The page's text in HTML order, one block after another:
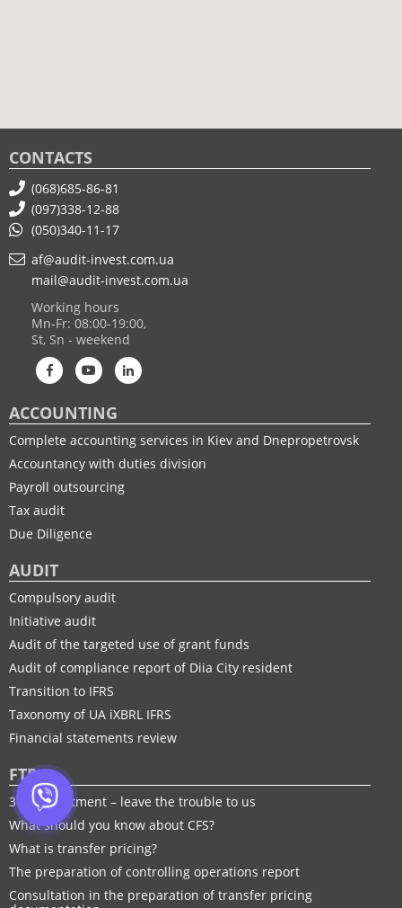
CONTACTS
(068)685-86-81
(097)338-12-88
(050)340-11-17
af@audit-invest.com.ua
mail@audit-invest.com.ua
Working hours
Mn-Fr: 08:00-19:00,
St, Sn - weekend
ACCOUNTING
Complete accounting services in Kiev and Dnepropetrovsk
Accountancy with duties division
Payroll outsourcing
Tax audit
Due Diligence
AUDIT
Compulsory audit
Initiative audit
Audit of the targeted use of grant funds
Audit of compliance report of Diia City resident
Transition to IFRS
Taxonomy of UA іXBRL IFRS
Financial statements review
FTP
30% adjustment – leave the trouble to us
What should you know about CFS?
What is transfer pricing?
The preparation of controlling operations report
Consultation in the preparation of transfer pricing